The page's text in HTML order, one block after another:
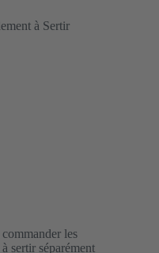
à Sertir
les
sertir séparément